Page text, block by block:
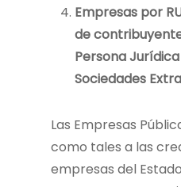
Empresas por
de
Persona
Sociedades
Las Empresas
como tales a las
empresas del